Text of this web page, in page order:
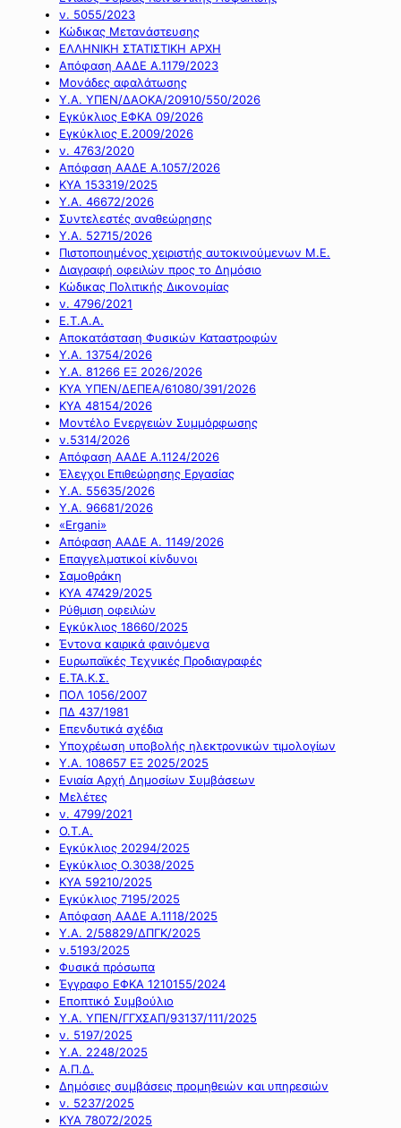
ν. 5055/2023
Κώδικας Μετανάστευσης
ΕΛΛΗΝΙΚΗ ΣΤΑΤΙΣΤΙΚΗ ΑΡΧΗ
Απόφαση ΑΑΔΕ Α.1179/2023
Μονάδες αφαλάτωσης
Υ.Α. ΥΠΕΝ/ΔΑΟΚΑ/20910/550/2026
Εγκύκλιος ΕΦΚΑ 09/2026
Εγκύκλιος Ε.2009/2026
ν. 4763/2020
Απόφαση ΑΑΔΕ Α.1057/2026
ΚΥΑ 153319/2025
Υ.Α. 46672/2026
Συντελεστές αναθεώρησης
Υ.Α. 52715/2026
Πιστοποιημένος χειριστής αυτοκινούμενων Μ.Ε.
Διαγραφή οφειλών προς το Δημόσιο
Κώδικας Πολιτικής Δικονομίας
ν. 4796/2021
Ε.Τ.Α.Α.
Αποκατάσταση Φυσικών Καταστροφών
Υ.Α. 13754/2026
Υ.Α. 81266 ΕΞ 2026/2026
ΚΥΑ ΥΠΕΝ/ΔΕΠΕΑ/61080/391/2026
ΚΥΑ 48154/2026
Μοντέλο Ενεργειών Συμμόρφωσης
ν.5314/2026
Απόφαση ΑΑΔΕ Α.1124/2026
Έλεγχοι Επιθεώρησης Εργασίας
Υ.Α. 55635/2026
Υ.Α. 96681/2026
«Ergani»
Απόφαση ΑΑΔΕ Α. 1149/2026
Επαγγελματικοί κίνδυνοι
Σαμοθράκη
ΚΥΑ 47429/2025
Ρύθμιση οφειλών
Εγκύκλιος 18660/2025
Έντονα καιρικά φαινόμενα
Ευρωπαϊκές Τεχνικές Προδιαγραφές
Ε.ΤΑ.Κ.Σ.
ΠΟΛ 1056/2007
ΠΔ 437/1981
Επενδυτικά σχέδια
Υποχρέωση υποβολής ηλεκτρονικών τιμολογίων
Υ.Α. 108657 ΕΞ 2025/2025
Ενιαία Αρχή Δημοσίων Συμβάσεων
Μελέτες
ν. 4799/2021
Ο.Τ.Α.
Εγκύκλιος 20294/2025
Εγκύκλιος Ο.3038/2025
ΚΥΑ 59210/2025
Εγκύκλιος 7195/2025
Απόφαση ΑΑΔΕ Α.1118/2025
Υ.Α. 2/58829/ΔΠΓΚ/2025
ν.5193/2025
Φυσικά πρόσωπα
Έγγραφο ΕΦΚΑ 1210155/2024
Εποπτικό Συμβούλιο
Υ.Α. ΥΠΕΝ/ΓΓΧΣΑΠ/93137/111/2025
ν. 5197/2025
Υ.Α. 2248/2025
Α.Π.Δ.
Δημόσιες συμβάσεις προμηθειών και υπηρεσιών
ν. 5237/2025
ΚΥΑ 78072/2025